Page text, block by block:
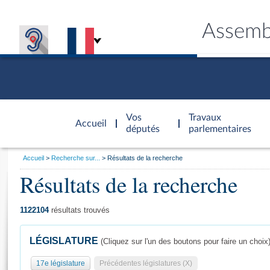
Accueil
d'accueil
Vos
députés
Travaux
parlementaires
Général
Vous
Accueil Recherche sur... Résultats de la recherche
Résultats de la recherche
1122104résultats trouvés
LÉGISLATURE (Cliquez sur l'un des boutons pour faire un choix)
17e législature Précédentes législatures (X)